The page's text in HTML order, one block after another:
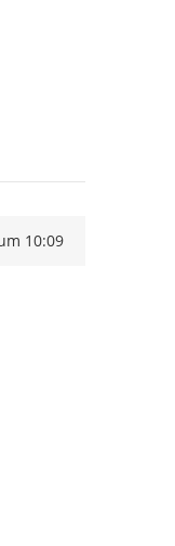
Erstellens
Erstellens
10:09Zur Äußerung